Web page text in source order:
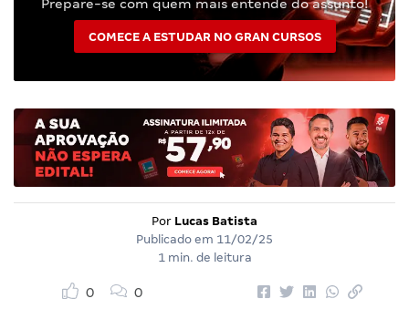
Prepare-se com quem mais entende do assunto!
COMECE A ESTUDAR NO GRAN CURSOS
Por Lucas Batista
Publicado em 11/02/25
1 min. de leitura
0 0